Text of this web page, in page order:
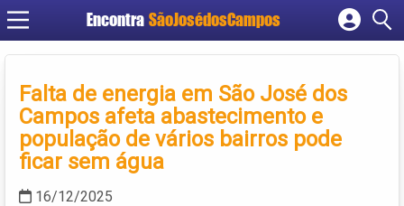
Encontra SãoJosédosCampos
Cadastrar empresa
Criar conta
Falta de energia em São José dos
Campos afeta abastecimento e
população de vários bairros pode
ficar sem água
16/12/2025